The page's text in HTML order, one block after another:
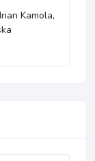
Kamola,